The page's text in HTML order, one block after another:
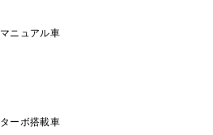
マニュアル車
ターボ搭載車